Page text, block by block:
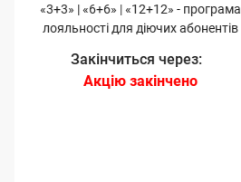
«3+3» | «6+6» | «12+12» - програма
лояльності для діючих абонентів
Закінчиться через:
Акцію закінчено